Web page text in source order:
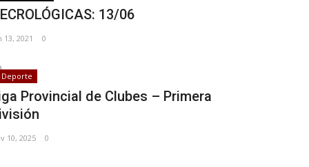
13/06
13, 2021 0
Deporte
Provincial de Clubes – Primera
10, 2025 0